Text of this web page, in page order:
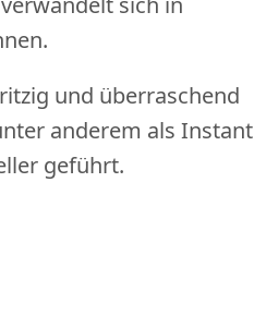
und überraschend
anderem als Instant
geführt.